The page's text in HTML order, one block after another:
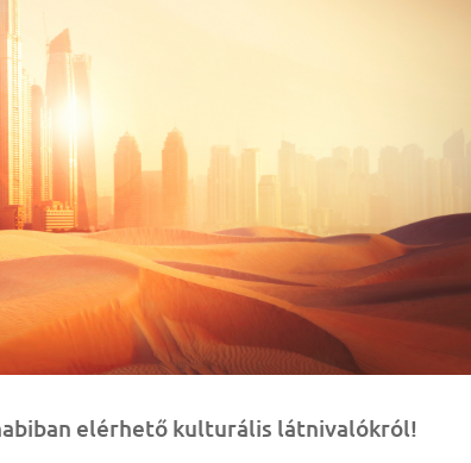
elérhető kulturális látnivalókról!